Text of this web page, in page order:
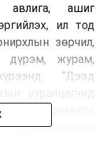
авлига, ашиг
ил тод
зөрчил,
дүрэм, журам,
“Дээд
олгох, дэмжлэг
“Усны нөөцийн